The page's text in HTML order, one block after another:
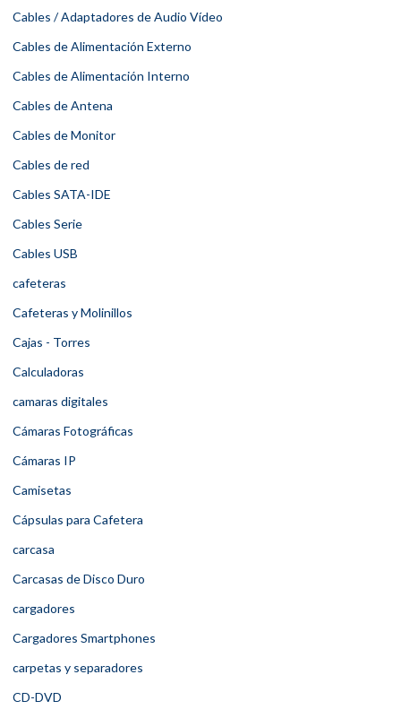
Cables / Adaptadores de Audio Vídeo
Cables de Alimentación Externo
Cables de Alimentación Interno
Cables de Antena
Cables de Monitor
Cables de red
Cables SATA-IDE
Cables Serie
Cables USB
cafeteras
Cafeteras y Molinillos
Cajas - Torres
Calculadoras
camaras digitales
Cámaras Fotográficas
Cámaras IP
Camisetas
Cápsulas para Cafetera
carcasa
Carcasas de Disco Duro
cargadores
Cargadores Smartphones
carpetas y separadores
CD-DVD